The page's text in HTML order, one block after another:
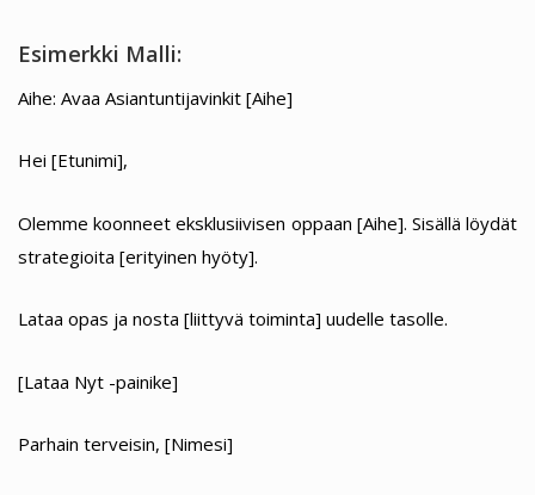
Esimerkki Malli:
Aihe: Avaa Asiantuntijavinkit [Aihe]
Hei [Etunimi],
Olemme koonneet eksklusiivisen oppaan [Aihe]. Sisällä löydät
strategioita [erityinen hyöty].
Lataa opas ja nosta [liittyvä toiminta] uudelle tasolle.
[Lataa Nyt -painike]
Parhain terveisin, [Nimesi]